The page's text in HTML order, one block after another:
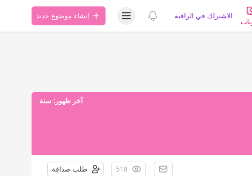
الاشتراك في الراقية عرض الإشعاراتعرض قائمة المستخدمإنشاء موضوع جديد
آخر ظهور: سنة
518 طلب صداقة